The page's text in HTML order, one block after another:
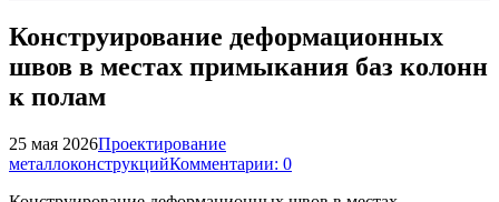
Конструирование деформационных
швов в местах примыкания баз колонн
к полам
25 мая 2026Проектирование
металлоконструкцийКомментарии: 0